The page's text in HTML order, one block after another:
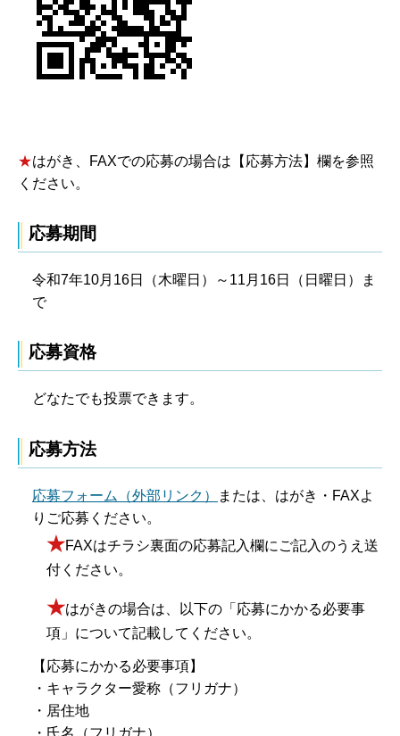
★はがき、FAXでの応募の場合は【応募方法】欄を参照
ください。
応募期間
令和7年10月16日（木曜日）～11月16日（日曜日）ま
で
応募資格
どなたでも投票できます。
応募方法
応募フォーム（外部リンク）
または、はがき・FAXよ
りご応募ください。
★FAXはチラシ裏面の応募記入欄にご記入のうえ送
付ください。
★はがきの場合は、以下の「応募にかかる必要事
項」について記載してください。
【応募にかかる必要事項】
・キャラクター愛称（フリガナ）
・居住地